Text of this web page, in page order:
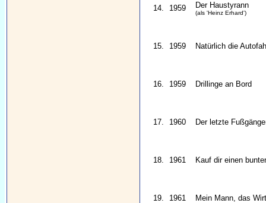
14. 1959 Der Haustyrann
(als 'Heinz Erhard')
15. 1959 Natürlich die
16. 1959 Drillinge an Bord
17. 1960 Der letzte
18. 1961 Kauf dir einen
19. 1961 Mein Mann, das